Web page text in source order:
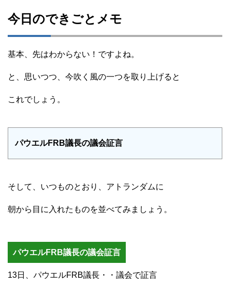
今日のできごとメモ
基本、先はわからない！ですよね。
と、思いつつ、今吹く風の一つを取り上げると
これでしょう。
パウエルFRB議長の議会証言
そして、いつものとおり、アトランダムに
朝から目に入れたものを並べてみましょう。
パウエルFRB議長の議会証言
13日、パウエルFRB議長・・議会で証言